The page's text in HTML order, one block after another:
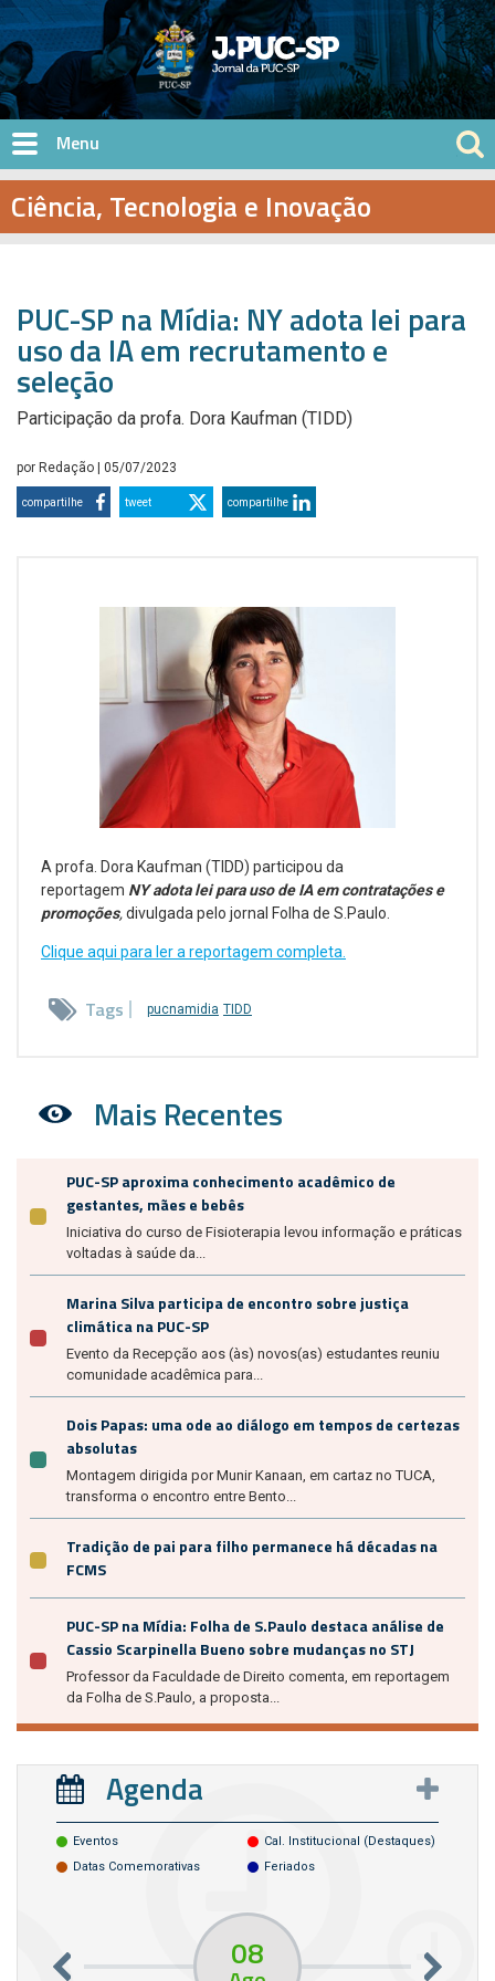
Pular para o conteúdo principal
Ciência, Tecnologia e Inovação
PUC-SP na Mídia: NY adota lei para
uso da IA em recrutamento e
seleção
Participação da profa. Dora Kaufman (TIDD)
por Redação | 05/07/2023
compartilhe tweet compartilhe
A profa. Dora Kaufman (TIDD) participou da
reportagem NY adota lei para uso de IA em contratações e
promoções,divulgada pelo jornal Folha de S.Paulo.
Clique aqui para ler a reportagem completa.
Tags pucnamidia TIDD
Mais Recentes
PUC-SP aproxima conhecimento acadêmico de
gestantes, mães e bebês
Iniciativa do curso de Fisioterapia levou informação e práticas
voltadas à saúde da...
Marina Silva participa de encontro sobre justiça
climática na PUC-SP
Evento da Recepção aos (às) novos(as) estudantes reuniu
comunidade acadêmica para...
Dois Papas: uma ode ao diálogo em tempos de certezas
absolutas
Montagem dirigida por Munir Kanaan, em cartaz no TUCA,
transforma o encontro entre Bento...
Tradição de pai para filho permanece há décadas na
FCMS
PUC-SP na Mídia: Folha de S.Paulo destaca análise de
Cassio Scarpinella Bueno sobre mudanças no STJ
Professor da Faculdade de Direito comenta, em reportagem
da Folha de S.Paulo, a proposta...
Agenda
Eventos
Cal. Institucional (destaques)
Datas Comemorativas
Feriados
08